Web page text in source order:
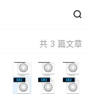

共 3 篇文章